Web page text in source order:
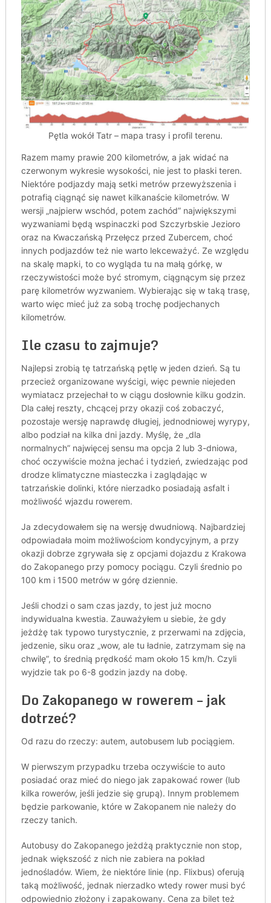
Pętla wokół Tatr – mapa trasy i profil terenu.
Razem mamy prawie 200 kilometrów, a jak widać na
czerwonym wykresie wysokości, nie jest to płaski teren.
Niektóre podjazdy mają setki metrów przewyższenia i
potrafią ciągnąć się nawet kilkanaście kilometrów. W
wersji „najpierw wschód, potem zachód” największymi
wyzwaniami będą wspinaczki pod Szczyrbskie Jezioro
oraz na Kwaczańską Przełęcz przed Zubercem, choć
innych podjazdów też nie warto lekceważyć. Ze względu
na skalę mapki, to co wygląda tu na małą górkę, w
rzeczywistości może być stromym, ciągnącym się przez
parę kilometrów wyzwaniem. Wybierając się w taką trasę,
warto więc mieć już za sobą trochę podjechanych
kilometrów.
Ile czasu to zajmuje?
Najlepsi zrobią tę tatrzańską pętlę w jeden dzień. Są tu
przecież organizowane wyścigi, więc pewnie niejeden
wymiatacz przejechał to w ciągu dosłownie kilku godzin.
Dla całej reszty, chcącej przy okazji coś zobaczyć,
pozostaje wersję naprawdę długiej, jednodniowej wyrypy,
albo podział na kilka dni jazdy. Myślę, że „dla
normalnych” najwięcej sensu ma opcja 2 lub 3-dniowa,
choć oczywiście można jechać i tydzień, zwiedzając pod
drodze klimatyczne miasteczka i zaglądając w
tatrzańskie dolinki, które nierzadko posiadają asfalt i
możliwość wjazdu rowerem.
Ja zdecydowałem się na wersję dwudniową. Najbardziej
odpowiadała moim możliwościom kondycyjnym, a przy
okazji dobrze zgrywała się z opcjami dojazdu z Krakowa
do Zakopanego przy pomocy pociągu. Czyli średnio po
100 km i 1500 metrów w górę dziennie.
Jeśli chodzi o sam czas jazdy, to jest już mocno
indywidualna kwestia. Zauważyłem u siebie, że gdy
jeżdżę tak typowo turystycznie, z przerwami na zdjęcia,
jedzenie, siku oraz „wow, ale tu ładnie, zatrzymam się na
chwilę”, to średnią prędkość mam około 15 km/h. Czyli
wyjdzie tak po 6-8 godzin jazdy na dobę.
Do Zakopanego w rowerem – jak
dotrzeć?
Od razu do rzeczy: autem, autobusem lub pociągiem.
W pierwszym przypadku trzeba oczywiście to auto
posiadać oraz mieć do niego jak zapakować rower (lub
kilka rowerów, jeśli jedzie się grupą). Innym problemem
będzie parkowanie, które w Zakopanem nie należy do
rzeczy tanich.
Autobusy do Zakopanego jeżdżą praktycznie non stop,
jednak większość z nich nie zabiera na pokład
jednośladów. Wiem, że niektóre linie (np. Flixbus) oferują
taką możliwość, jednak nierzadko wtedy rower musi być
odpowiednio złożony i zapakowany. Cena za bilet też